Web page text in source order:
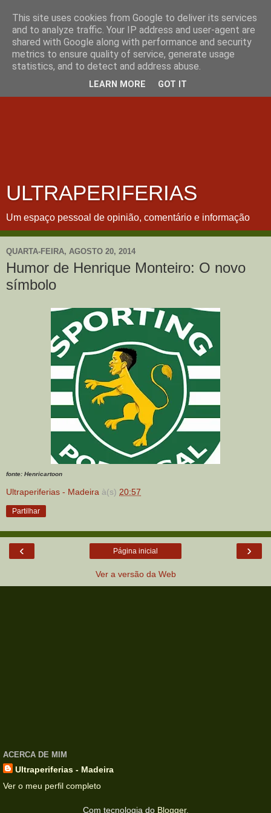
ULTRAPERIFERIAS
Um espaço pessoal de opinião, comentário e informação
QUARTA-FEIRA, AGOSTO 20, 2014
Humor de Henrique Monteiro: O novo
símbolo
fonte: Henricartoon
Ultraperiferias - Madeira à(s) 20:57
Partilhar
‹ ›
Página inicial
Ver a versão da Web
ACERCA DE MIM
Ultraperiferias - Madeira
Ver o meu perfil completo
Com tecnologia do Blogger.
This site uses cookies from Google to deliver its services
and to analyze traffic. Your IP address and user-agent are
shared with Google along with performance and security
metrics to ensure quality of service, generate usage
statistics, and to detect and address abuse.
LEARN MORE GOT IT